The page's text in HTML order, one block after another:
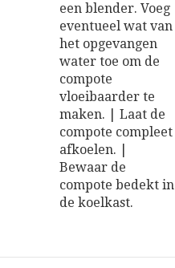
een blender. Voeg
eventueel wat van
het opgevangen
water toe om de
compote
vloeibaarder te
maken. | Laat de
compote compleet
afkoelen. |
Bewaar de
compote bedekt in
de koelkast.